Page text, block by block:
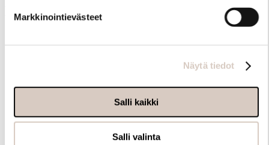
Markkinointievästeet
Näytä tiedot
Salli kaikki
Salli valinta
Muut ostivat myös